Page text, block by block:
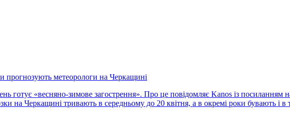
прогнозують метеорологи на Черкащині
готує «весняно-зимове загострення». Про це повідомляє Kanos із посиланням
на Черкащині тривають в середньому до 20 квітня, а в окремі роки бувають і